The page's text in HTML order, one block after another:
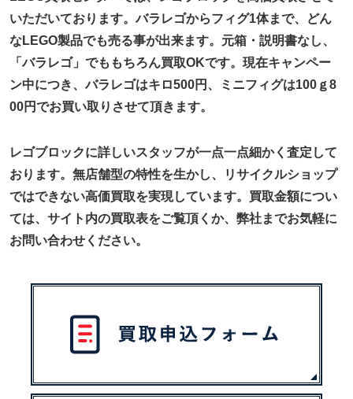
いただいております。バラレゴからフィグ1体まで、どん
なLEGO製品でも売る事が出来ます。元箱・説明書なし、
「バラレゴ」でももちろん買取OKです。現在キャンペー
ン中につき、バラレゴはキロ500円、ミニフィグは100ｇ8
00円でお買い取りさせて頂きます。
レゴブロックに詳しいスタッフが一点一点細かく査定して
おります。無店舗型の特性を生かし、リサイクルショップ
ではできない高価買取を実現しています。買取金額につい
ては、サイト内の買取表をご覧頂くか、弊社までお気軽に
お問い合わせください。